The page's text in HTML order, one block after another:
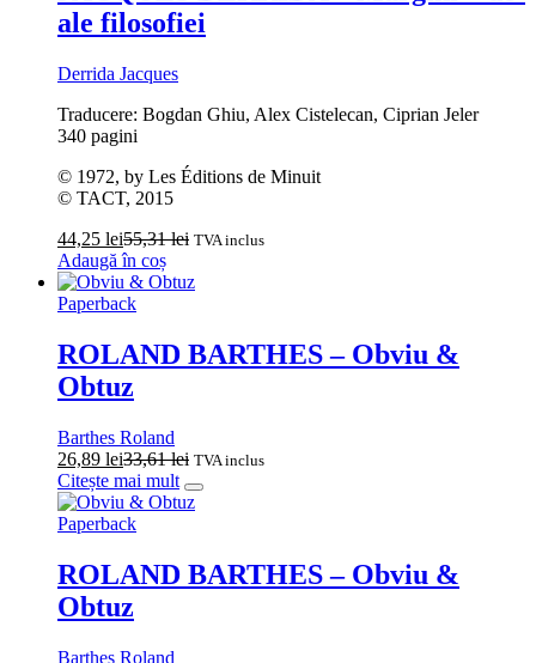
ale filosofiei
Derrida Jacques
Traducere: Bogdan Ghiu, Alex Cistelecan, Ciprian Jeler
340 pagini
© 1972, by Les Éditions de Minuit
© TACT, 2015
44,25 lei55,31lei TVA inclus
Adaugă în coș
Paperback
ROLAND BARTHES – Obviu &
Obtuz
Barthes Roland
26,89 lei33,61lei TVA inclus
Citește mai mult
Paperback
ROLAND BARTHES – Obviu &
Obtuz
Barthes Roland